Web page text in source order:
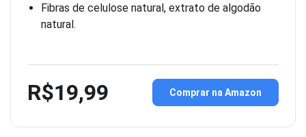
Fibras de celulose natural, extrato de algodão
natural.
R$19,99 Comprar na Amazon